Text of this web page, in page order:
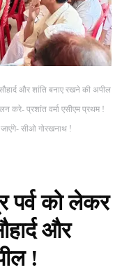
और शांति बनाए रखने की अपील
करे- प्रशांत वर्मा एसीएम प्रथम !
सीओ गोरखनाथ !
पर्व को लेकर
और
!